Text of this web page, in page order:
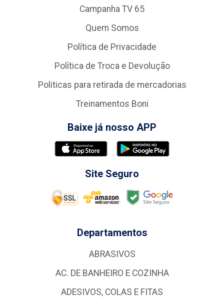
Campanha TV 65
Quem Somos
Política de Privacidade
Política de Troca e Devolução
Politicas para retirada de mercadorias
Treinamentos Boni
Baixe já nosso APP
Site Seguro
Departamentos
ABRASIVOS
AC. DE BANHEIRO E COZINHA
ADESIVOS, COLAS E FITAS